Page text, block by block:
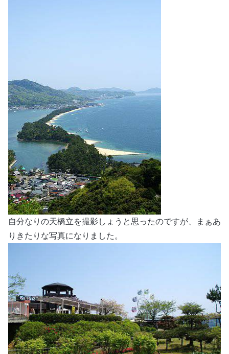
自分なりの天橋立を撮影しょうと思ったのですが、まぁあ
りきたりな写真になりました。